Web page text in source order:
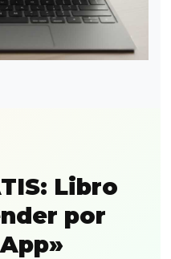
Libro
por